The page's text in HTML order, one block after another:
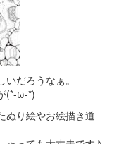
だろうなぁ。
(*-ω-*)
ぬり絵やお絵描き道